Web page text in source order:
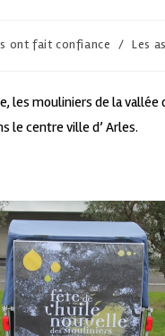
ont fait confiance / Les
les mouliniers de la
le centre ville d’ Arles.